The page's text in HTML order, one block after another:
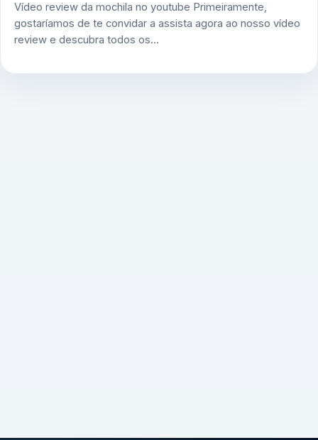
Vídeo review da mochila no youtube Primeiramente,
gostaríamos de te convidar a assista agora ao nosso vídeo
review e descubra todos os…